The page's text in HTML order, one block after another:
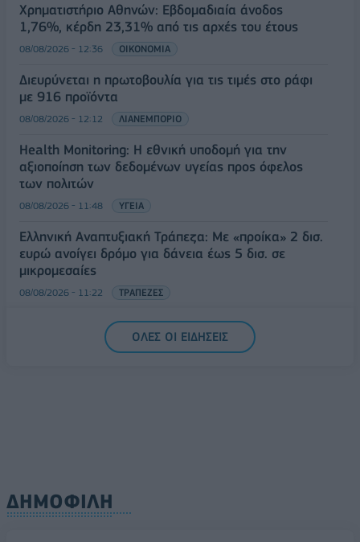
Χρηματιστήριο Αθηνών: Εβδομαδιαία άνοδος
1,76%, κέρδη 23,31% από τις αρχές του έτους
08/08/2026 - 12:36 ΟΙΚΟΝΟΜΙΑ
Διευρύνεται η πρωτοβουλία για τις τιμές στο ράφι
με 916 προϊόντα
08/08/2026 - 12:12 ΛΙΑΝΕΜΠΟΡΙΟ
Health Monitoring: Η εθνική υποδομή για την
αξιοποίηση των δεδομένων υγείας προς όφελος
των πολιτών
08/08/2026 - 11:48 ΥΓΕΙΑ
Ελληνική Αναπτυξιακή Τράπεζα: Με «προίκα» 2 δισ.
ευρώ ανοίγει δρόμο για δάνεια έως 5 δισ. σε
μικρομεσαίες
08/08/2026 - 11:22 ΤΡΑΠΕΖΕΣ
5G παντού, 6G στον ορίζοντα: Πού βρίσκεται η
Ελλάδα στη μεγάλη τεχνολογική μετάβαση
ΟΛΕΣ ΟΙ ΕΙΔΗΣΕΙΣ
ΔΗΜΟΦΙΛΗ